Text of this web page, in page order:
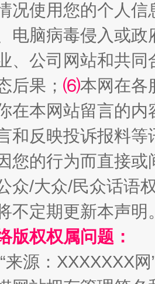
了！等你上场
在茂县开幕
况使用您的个人
电脑病毒侵入或
、公司网站和共
后果； ⑹本网在各
在本网站留言的内
和反映投诉报料
您的行为而直接
众/大众/民众话语
不定期更新本声明
版权权属问题：
来源：XXXXXXX